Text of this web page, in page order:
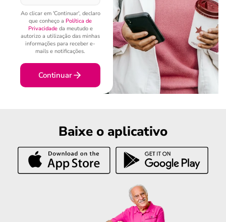
Ao clicar em 'Continuar', declaro
que conheço a Política de
Privacidadeda meutudo e
autorizo a utilização das minhas
informações para receber e-
mails e notificações.
Continuar
Baixe o aplicativo